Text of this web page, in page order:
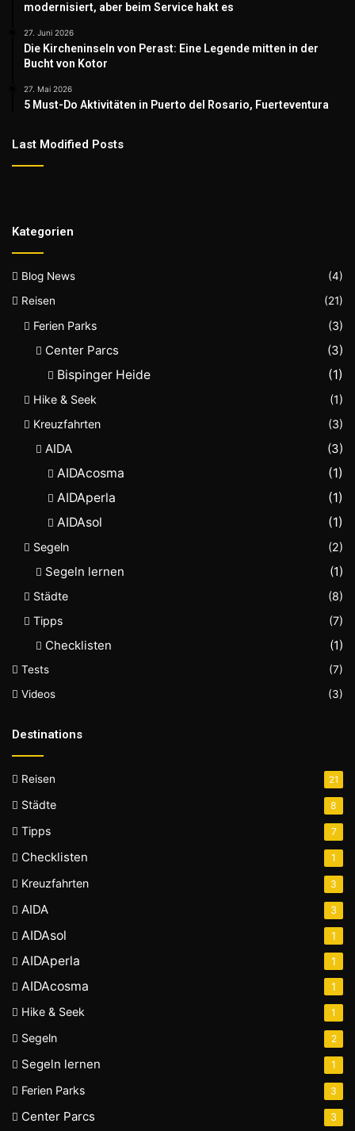
modernisiert, aber beim Service hakt es
27. Juni 2026
Die Kircheninseln von Perast: Eine Legende mitten in der
Bucht von Kotor
27. Mai 2026
5 Must-Do Aktivitäten in Puerto del Rosario, Fuerteventura
Last Modified Posts
Kategorien
Blog News
(4)
Reisen
(21)
Ferien Parks (3)
Center Parcs
(3)
Bispinger Heide
(1)
Hike & Seek
(1)
Kreuzfahrten
(3)
AIDA
(3)
AIDAcosma
(1)
AIDAperla
(1)
AIDAsol
(1)
Segeln (2)
Segeln lernen (1)
Städte
(8)
Tipps
(7)
Checklisten (1)
Tests
(7)
Videos
(3)
Destinations
Reisen 21
Städte 8
Tipps 7
Checklisten 1
Kreuzfahrten 3
AIDA 3
AIDAsol 1
AIDAperla 1
AIDAcosma 1
Hike & Seek 1
Segeln 2
Segeln lernen 1
Ferien Parks 3
Center Parcs 3